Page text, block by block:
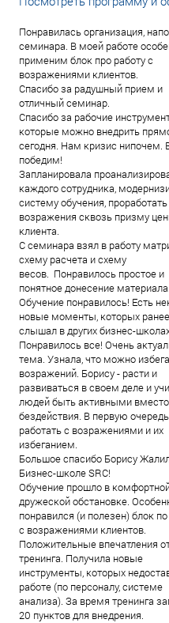
Понравилась организация,
семинара. В моей работе
применим блок про работу с
возражениями клиентов.
Спасибо за радушный прием и
отличный семинар.
Спасибо за рабочие
которые можно внедрить
сегодня. Нам кризис нипочем.
победим!
Запланировала
каждого сотрудника,
систему обучения,
возражения сквозь призму
клиента.
С семинара взял в работу
схему расчета и схему
весов. Понравилось простое и
понятное донесение материала.
Обучение понравилось! Есть
новые моменты, которых
слышал в других бизнес-
Понравилось все! Очень
тема. Узнала, что можно
возражений. Борису - расти и
развиваться в своем деле и
людей быть активными вместо
бездействия. В первую
работать с возражениями и их
избеганием.
Большое спасибо Борису
Бизнес-школе SRC!
Обучение прошло в
дружеской обстановке.
понравился (и полезен) блок
с возражениями клиентов.
Положительные впечатления
тренинга. Получила новые
инструменты, которых
работе (по персоналу, системе
анализа). За время тренинга
20 пунктов для внедрения.